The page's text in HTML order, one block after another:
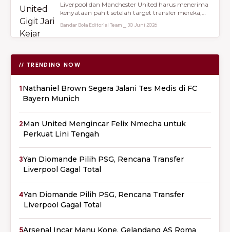
Liverpool dan Manchester United harus menerima
kenyataan pahit setelah target transfer mereka,
Bandar Bola Editorial Team ⎯ 30 Juni 2026
// TRENDING NOW
1Nathaniel Brown Segera Jalani Tes Medis di FC
Bayern Munich
2Man United Mengincar Felix Nmecha untuk
Perkuat Lini Tengah
3Yan Diomande Pilih PSG, Rencana Transfer
Liverpool Gagal Total
4Yan Diomande Pilih PSG, Rencana Transfer
Liverpool Gagal Total
5Arsenal Incar Manu Kone, Gelandang AS Roma